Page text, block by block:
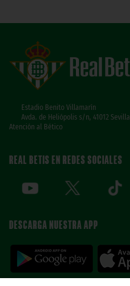
Estadio Benito Villamarín
Avda. de Heliópolis s/n, 41012 Sevilla
Atención al Bético
REAL BETIS EN REDES SOCIALES
DESCARGA NUESTRA APP